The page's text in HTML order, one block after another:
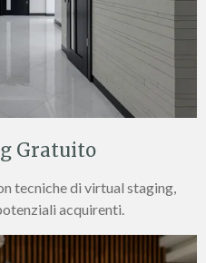
Gratuito
tecniche di virtual staging,
acquirenti.